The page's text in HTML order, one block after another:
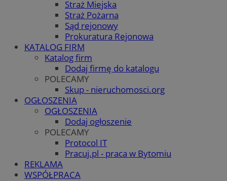
Straż Miejska
Straż Pożarna
Sąd rejonowy
Prokuratura Rejonowa
KATALOG FIRM
Katalog firm
Dodaj firmę do katalogu
POLECAMY
Skup - nieruchomosci.org
OGŁOSZENIA
OGŁOSZENIA
Dodaj ogłoszenie
POLECAMY
Protocol IT
Pracuj.pl - praca w Bytomiu
REKLAMA
WSPÓŁPRACA